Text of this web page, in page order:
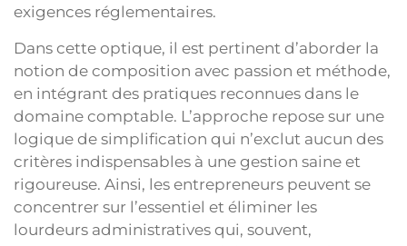
exigences réglementaires.
Dans cette optique, il est pertinent d’aborder la
notion de composition avec passion et méthode,
en intégrant des pratiques reconnues dans le
domaine comptable. L’approche repose sur une
logique de simplification qui n’exclut aucun des
critères indispensables à une gestion saine et
rigoureuse. Ainsi, les entrepreneurs peuvent se
concentrer sur l’essentiel et éliminer les
lourdeurs administratives qui, souvent,